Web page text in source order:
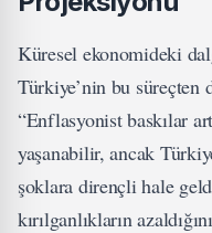
Küresel ekonomideki
Türkiye’nin bu süreçten
“Enflasyonist baskılar
yaşanabilir, ancak
şoklara dirençli hale
kırılganlıkların